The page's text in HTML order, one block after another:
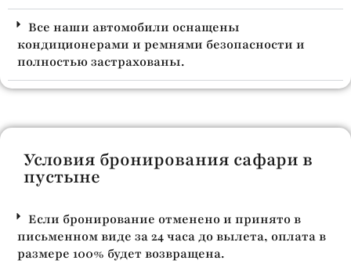
Все наши автомобили оснащены
кондиционерами и ремнями безопасности и
полностью застрахованы.
Условия бронирования сафари в
пустыне
Если бронирование отменено и принято в
письменном виде за 24 часа до вылета, оплата в
размере 100% будет возвращена.